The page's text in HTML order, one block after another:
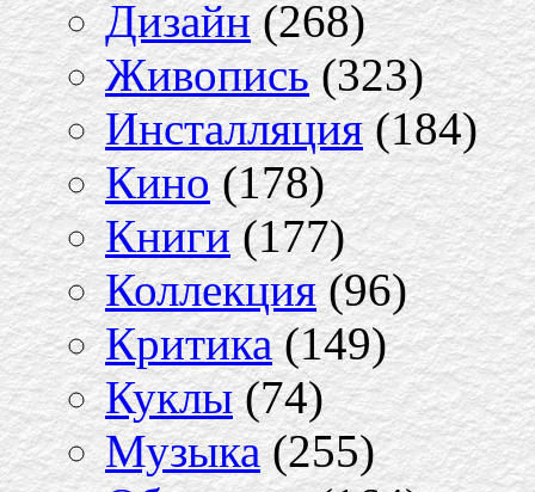
Дизайн(268)
Живопись(323)
Инсталляция(184)
Кино(178)
Книги(177)
Коллекция(96)
Критика(149)
Куклы(74)
Музыка(255)